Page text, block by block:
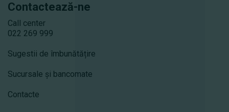
Contactează-ne
Call center
022 269 999
Sugestii de îmbunătățire
Sucursale și bancomate
Contacte